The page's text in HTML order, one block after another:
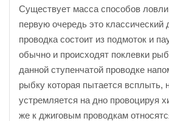
Существует масса способов
первую очередь это классический
проводка состоит из подмоток и
обычно и происходят поклевки
данной ступенчатой проводке
рыбку которая пытается всплыть,
устремляется на дно провоцируя
же к джиговым проводкам